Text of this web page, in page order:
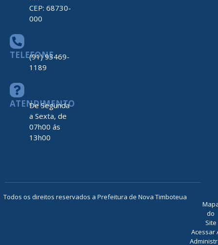
CEP: 68730-
000
TELEFONE
(91) 93469-
1189
ATENDIMENTO
De Segunda
a Sexta, de
07h00 ás
13h00
Todos os direitos reservados a Prefeitura de Nova Timboteua
do
Site
Acessar